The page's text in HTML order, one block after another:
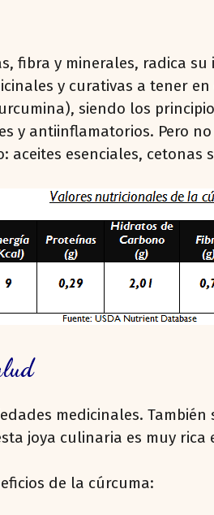
fibra y minerales, radica
y curativas a tener
siendo los
y antiinflamatorios. Pero
esenciales,
medicinales.
joya culinaria es muy
de la cúrcuma: